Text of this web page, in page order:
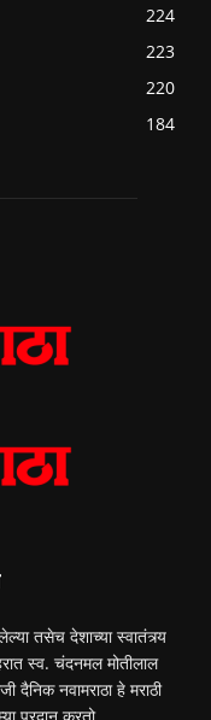
224
223
220
184
तसेच देशाच्या स्वातंत्र्य
स्व. चंदनमल मोतीलाल
दैनिक नवामराठा हे मराठी